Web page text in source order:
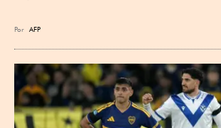
Por AFP